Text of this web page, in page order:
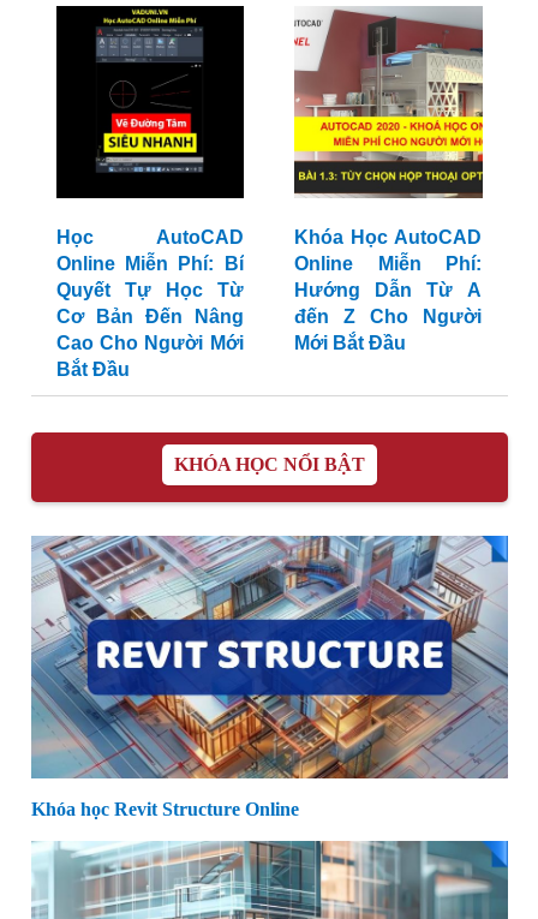
Học AutoCAD
Online Miễn Phí: Bí
Quyết Tự Học Từ
Cơ Bản Đến Nâng
Cao Cho Người Mới
Bắt Đầu
Khóa Học AutoCAD
Online Miễn Phí:
Hướng Dẫn Từ A
đến Z Cho Người
Mới Bắt Đầu
KHÓA HỌC NỔI BẬT
Khóa học Revit Structure Online